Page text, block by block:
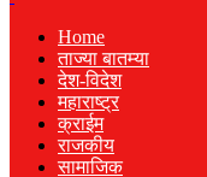
Home
ताज्या बातम्या
देश-विदेश
महाराष्ट्र
क्राईम
राजकीय
सामाजिक